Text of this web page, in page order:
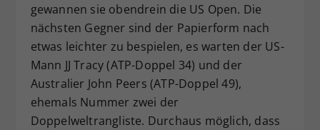
gewannen sie obendrein die US Open. Die
nächsten Gegner sind der Papierform nach
etwas leichter zu bespielen, es warten der US-
Mann JJ Tracy (ATP-Doppel 34) und der
Australier John Peers (ATP-Doppel 49),
ehemals Nummer zwei der
Doppelweltrangliste. Durchaus möglich, dass